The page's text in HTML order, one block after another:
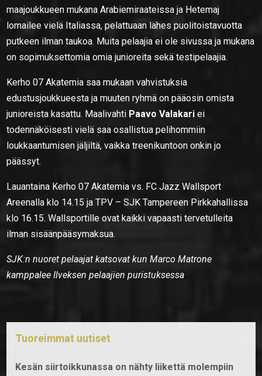
maajoukkueen mukana Arabiemiraateissa ja Hetemaj
lomailee vielä Italiassa, pelattuaan lähes puolitoistavuotta
putkeen ilman taukoa. Muita pelaajia ei ole sivussa ja mukana
on sopimuksettomia omia junioreita sekä testipelaajia.
Kerho 07 Akatemia saa mukaan vahvistuksia
edustusjoukkueesta ja muuten ryhmä on pääosin omista
junioreista kasattu. Maalivahti Paavo Valakari ei
todennäköisesti vielä saa osallistua pelihommiin
loukkaantumisen jäljiltä, vaikka treenikuntoon onkin jo
päässyt.
Lauantaina Kerho 07 Akatemia vs. FC Jazz Wallsport
Areenalla klo 14.15 ja TPV – SJK Tampereen Pirkkahallissa
klo 16.15. Wallsportille ovat kaikki vapaasti tervetulleita
ilman sisäänpääsymaksua.
SJK:n nuoret pelaajat katsovat kun Marco Matrone
kamppalee Ilveksen pelaajien puristuksessa
Tuoreimmat uutiset
Kesän siirtoikkunassa on nähty liikettä molempiin